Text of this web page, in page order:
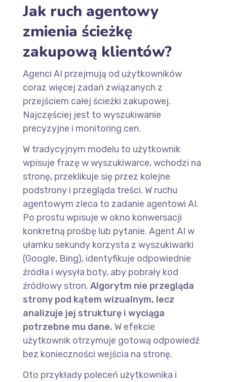
Jak ruch agentowy
zmienia ścieżkę
zakupową klientów?
Agenci AI przejmują od użytkowników
coraz więcej zadań związanych z
przejściem całej ścieżki zakupowej.
Najczęściej jest to wyszukiwanie
precyzyjne i monitoring cen.
W tradycyjnym modelu to użytkownik
wpisuje frazę w wyszukiwarce, wchodzi na
stronę, przeklikuje się przez kolejne
podstrony i przegląda treści. W ruchu
agentowym zleca to zadanie agentowi AI.
Po prostu wpisuje w okno konwersacji
konkretną prośbę lub pytanie. Agent AI w
ułamku sekundy korzysta z wyszukiwarki
(Google, Bing), identyfikuje odpowiednie
źródła i wysyła boty, aby pobrały kod
źródłowy stron. Algorytm nie przegląda
strony pod kątem wizualnym, lecz
analizuje jej strukturę i wyciąga
potrzebne mu dane. W efekcie
użytkownik otrzymuje gotową odpowiedź
bez konieczności wejścia na stronę.
Oto przykłady poleceń użytkownika i